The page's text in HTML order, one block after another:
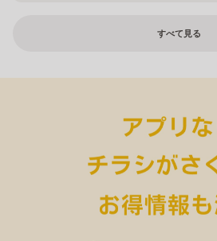
すべて見る